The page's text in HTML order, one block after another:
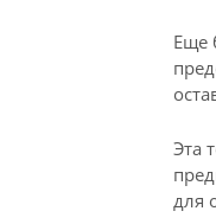
Еще
Эта
для